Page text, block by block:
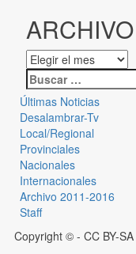
ARCHIVO
Últimas Noticias
Desalambrar-Tv
Local/Regional
Provinciales
Nacionales
Internacionales
Archivo 2011-2016
Staff
Copyright © - CC BY-SA